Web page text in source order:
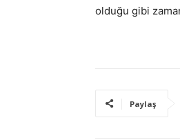
olduğu gibi
Paylaş